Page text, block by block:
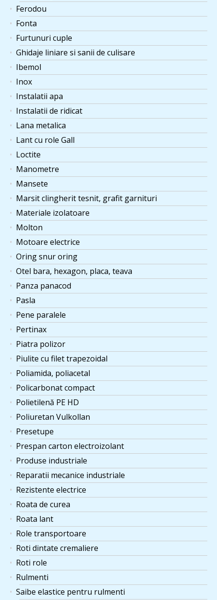
Ferodou
Fonta
Furtunuri cuple
Ghidaje liniare si sanii de culisare
Ibemol
Inox
Instalatii apa
Instalatii de ridicat
Lana metalica
Lant cu role Gall
Loctite
Manometre
Mansete
Marsit clingherit tesnit, grafit garnituri
Materiale izolatoare
Molton
Motoare electrice
Oring snur oring
Otel bara, hexagon, placa, teava
Panza panacod
Pasla
Pene paralele
Pertinax
Piatra polizor
Piulite cu filet trapezoidal
Poliamida, poliacetal
Policarbonat compact
Polietilenă PE HD
Poliuretan Vulkollan
Presetupe
Prespan carton electroizolant
Produse industriale
Reparatii mecanice industriale
Rezistente electrice
Roata de curea
Roata lant
Role transportoare
Roti dintate cremaliere
Roti role
Rulmenti
Saibe elastice pentru rulmenti